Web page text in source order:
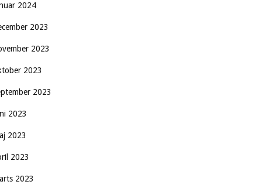
2024
2023
2023
2023
2023
2023
2023
2023
2023